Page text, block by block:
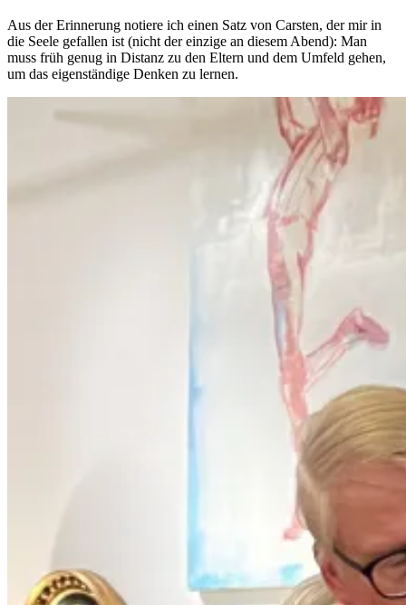
Aus der Erinnerung notiere ich einen Satz von Carsten, der mir in
die Seele gefallen ist (nicht der einzige an diesem Abend): Man
muss früh genug in Distanz zu den Eltern und dem Umfeld gehen,
um das eigenständige Denken zu lernen.